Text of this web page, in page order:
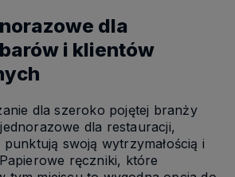
dla
i klientów
dla szeroko pojętej branży
dla restauracji,
swoją wytrzymałością i
ręczniki, które